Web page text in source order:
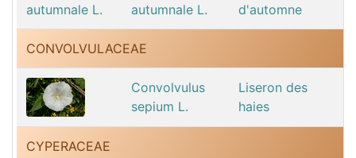
autumnale L.
d'automne
CONVOLVULACEAE
Convolvulus
sepium L.
Liseron des
haies
CYPERACEAE